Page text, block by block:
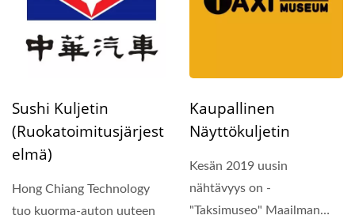
Sushi Kuljetin
(ruokatoimitusjärjest
Elmä)
Hong Chiang Technology
tuo kuorma-auton uuteen
Kaupallinen
Näyttökuljetin
Kesän 2019 uusin
nähtävyys on -
"Taksimuseo" Maailman